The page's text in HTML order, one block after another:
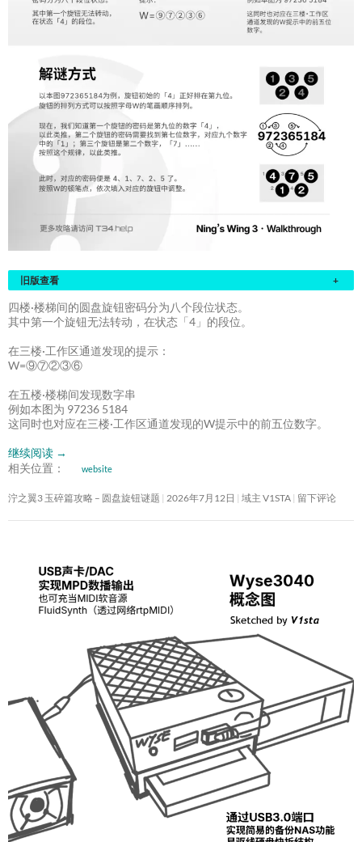
旧版查看 +
四楼·楼梯间的圆盘旋钮密码分为八个段位状态。
其中第一个旋钮无法转动，在状态「4」的段位。
在三楼·工作区通道发现的提示：
W=⑨⑦②③⑥
在五楼·楼梯间发现数字串
例如本图为 97236 5184
这同时也对应在三楼·工作区通道发现的W提示中的前五位数字。
继续阅读 →
相关位置：
website
泞之翼3 玉碎篇攻略 – 圆盘旋钮谜题 2026年7月12日 域主 V1STA 留下评论